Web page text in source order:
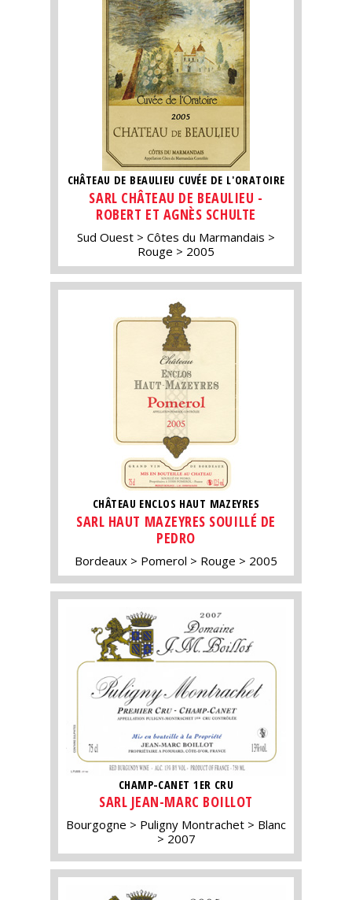
CHÂTEAU DE BEAULIEU CUVÉE DE L'ORATOIRE
SARL CHÂTEAU DE BEAULIEU -
ROBERT ET AGNÈS SCHULTE
Sud Ouest
Côtes du Marmandais
Rouge
2005
CHÂTEAU ENCLOS HAUT MAZEYRES
SARL HAUT MAZEYRES SOUILLÉ DE
PEDRO
Bordeaux Pomerol Rouge 2005
CHAMP-CANET 1ER CRU
SARL JEAN-MARC BOILLOT
Bourgogne Puligny Montrachet
Blanc
2007